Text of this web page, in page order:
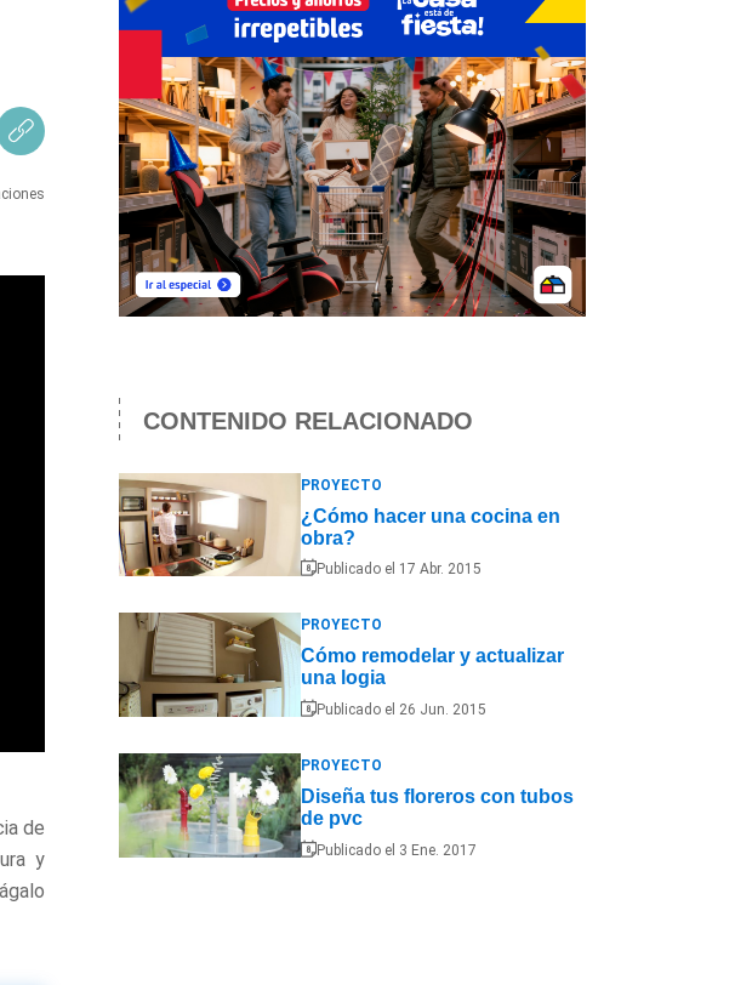
de
y
CONTENIDO RELACIONADO
PROYECTO
¿Cómo hacer una cocina en
obra?
Publicado el 17 Abr. 2015
PROYECTO
Cómo remodelar y actualizar
una logia
Publicado el 26 Jun. 2015
PROYECTO
Diseña tus floreros con tubos
de pvc
Publicado el 3 Ene. 2017